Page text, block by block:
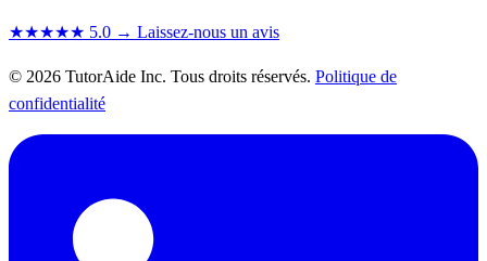
★★★★★ 5.0 → Laissez-nous un avis
© 2026 TutorAide Inc. Tous droits réservés. Politique de
confidentialité